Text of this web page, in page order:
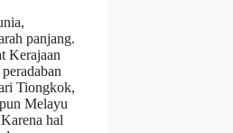
panjang.
Kerajaan
Tiongkok,
Melayu
hal